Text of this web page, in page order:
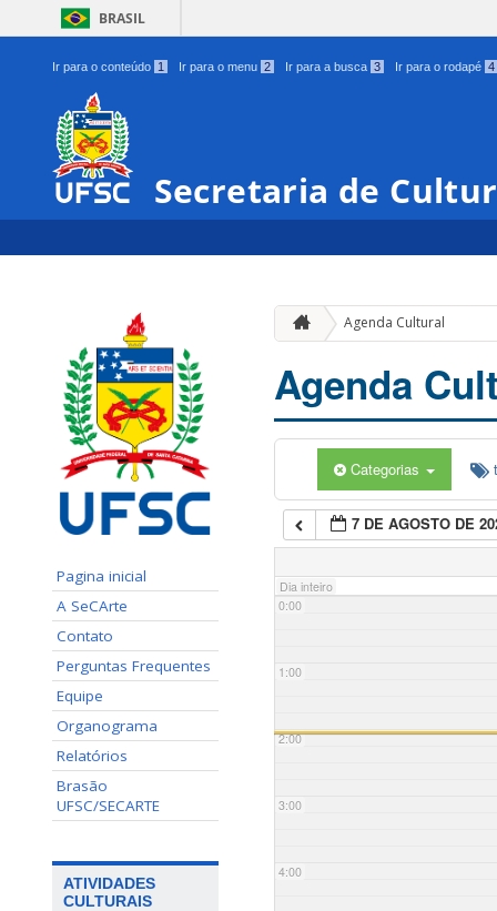
BRASIL
Ir para o conteúdo 1 Ir para o menu 2 Ir para a busca 3 Ir para o rodapé 4
Secretaria de
Pagina inicial
A SeCArte
Contato
Perguntas Frequentes
Equipe
Organograma
Relatórios
Brasão
UFSC/SECARTE
ATIVIDADES
CULTURAIS
Agenda Cultural
Agenda
Categorias
7 DE AGOSTO DE
Dia inteiro
0:00
1:00
2:00
3:00
4:00